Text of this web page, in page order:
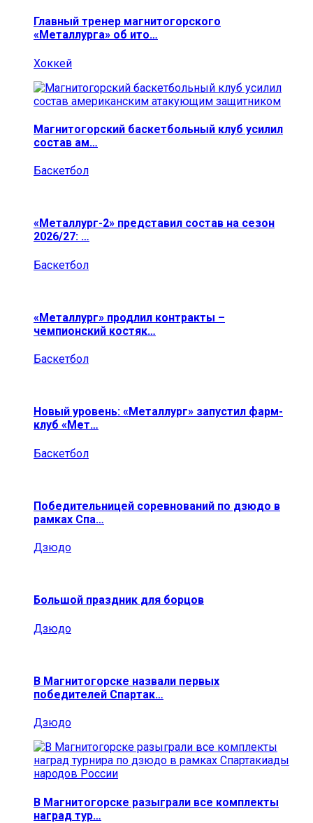
Главный тренер магнитогорского
«Металлурга» об ито…
Хоккей
Магнитогорский баскетбольный клуб усилил
состав ам…
Баскетбол
«Металлург-2» представил состав на сезон
2026/27: …
Баскетбол
«Металлург» продлил контракты –
чемпионский костяк…
Баскетбол
Новый уровень: «Металлург» запустил фарм-
клуб «Мет…
Баскетбол
Победительницей соревнований по дзюдо в
рамках Спа…
Дзюдо
Большой праздник для борцов
Дзюдо
В Магнитогорске назвали первых
победителей Спартак…
Дзюдо
В Магнитогорске разыграли все комплекты
наград тур…